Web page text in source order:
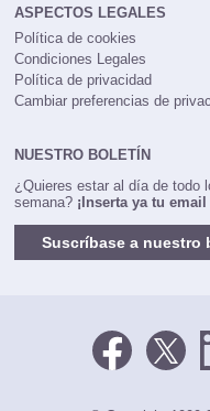
ASPECTOS LEGALES
Política de cookies
Condiciones Legales
Política de privacidad
Cambiar preferencias de
NUESTRO BOLETÍN
¿Quieres estar al día de todo
semana? ¡Inserta ya tu
Suscríbase a nuestro